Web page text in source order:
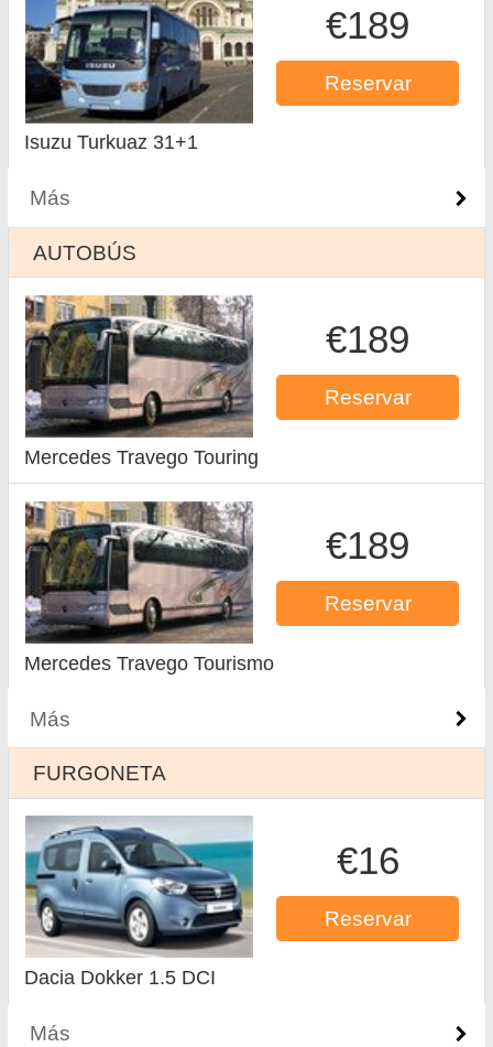
€189
Reservar
Isuzu Turkuaz 31+1
Más
AUTOBÚS
€189
Reservar
Mercedes Travego Touring
€189
Reservar
Mercedes Travego Tourismo
Más
FURGONETA
€16
Reservar
Dacia Dokker 1.5 DCI
Más